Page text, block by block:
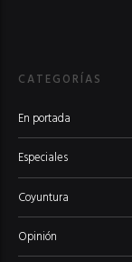
CATEGORÍAS
En portada
Especiales
Coyuntura
Opinión